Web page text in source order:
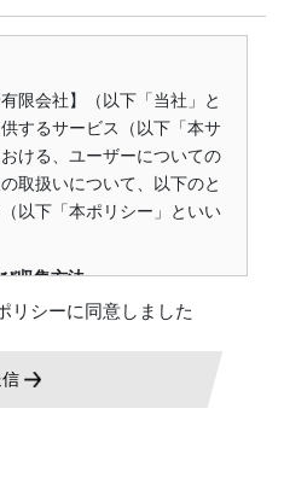
限会社】（以下「当社」と
するサービス（以下「本サ
ける、ユーザーについての
取扱いについて、以下のと
以下「本ポリシー」といい
収集方法
者情報」とは、ユーザーの
に関連して生成または蓄積
シーに基づき当社が収集す
リシーに同意しました